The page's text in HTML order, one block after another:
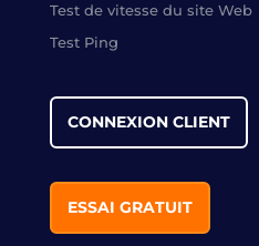
Test de vitesse du site Web
Test Ping
CONNEXION CLIENT
ESSAI GRATUIT